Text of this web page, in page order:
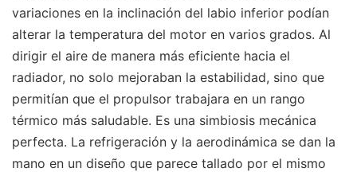
variaciones en la inclinación del labio inferior podían
alterar la temperatura del motor en varios grados. Al
dirigir el aire de manera más eficiente hacia el
radiador, no solo mejoraban la estabilidad, sino que
permitían que el propulsor trabajara en un rango
térmico más saludable. Es una simbiosis mecánica
perfecta. La refrigeración y la aerodinámica se dan la
mano en un diseño que parece tallado por el mismo